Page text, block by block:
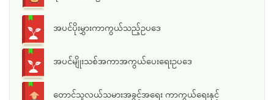
အပင်ပိုးမွှားကာကွယ်သည့်ဥပဒေ
အပင်မျိုးသစ်အကာအကွယ်ပေးရေးဥပဒေ
တောင်သူလယ်သမားအခွင့်အရေး ကာကွယ်ရေးနှင့်